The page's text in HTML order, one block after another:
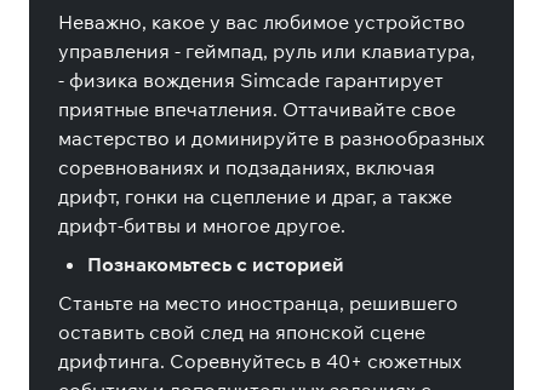
Неважно, какое у вас любимое устройство
управления - геймпад, руль или клавиатура,
- физика вождения Simcade гарантирует
приятные впечатления. Оттачивайте свое
мастерство и доминируйте в разнообразных
соревнованиях и подзаданиях, включая
дрифт, гонки на сцепление и драг, а также
дрифт-битвы и многое другое.
Познакомьтесь с историей
Станьте на место иностранца, решившего
оставить свой след на японской сцене
дрифтинга. Соревнуйтесь в 40+ сюжетных